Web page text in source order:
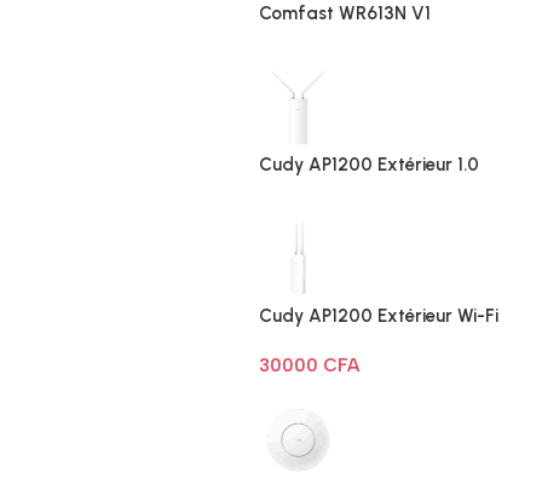
Comfast WR613N V1
Cudy AP1200 Extérieur 1.0
Cudy AP1200 Extérieur Wi-Fi
30000 CFA